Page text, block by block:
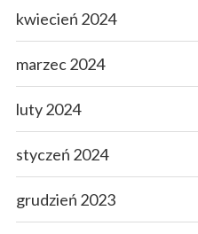
kwiecień 2024
marzec 2024
luty 2024
styczeń 2024
grudzień 2023